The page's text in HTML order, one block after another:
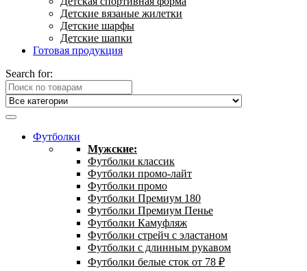
Детские вязаные жилетки
Детские шарфы
Детские шапки
Готовая продукция
Search for:
Футболки
Мужские:
Футболки классик
Футболки промо-лайт
Футболки промо
Футболки Премиум 180
Футболки Премиум Пенье
Футболки Камуфляж
Футболки стрейч с эластаном
Футболки с длинным рукавом
Футболки белые сток от 78 ₽